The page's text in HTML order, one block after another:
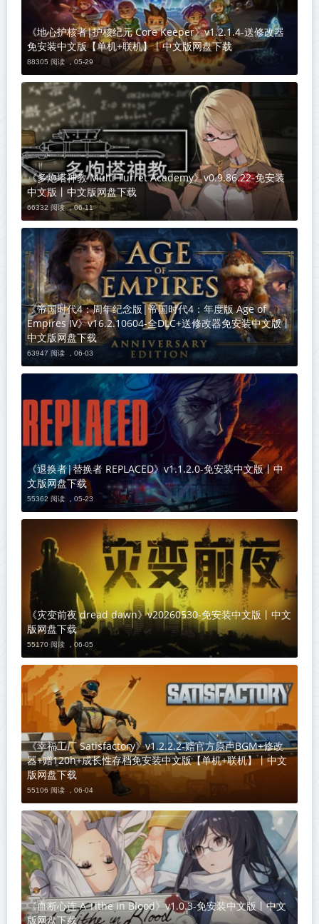
《地心护核者|护核纪元 Core Keeper》v1.2.1.4-送修改器
免安装中文版【单机+联机】丨中文版网盘下载
88305 阅读 ，05-29
《多炮塔神教 Multi Turret Academy》v0.9.86.22-免安装
中文版丨中文版网盘下载
66332 阅读 ，06-11
《帝国时代4：周年纪念版|帝国时代4：年度版 Age of
Empires IV》v16.2.10604-全DLC+送修改器免安装中文版丨
中文版网盘下载
63947 阅读 ， 06-03
《退换者|替换者 REPLACED》v1.1.2.0-免安装中文版丨中
文版网盘下载
55362 阅读 ， 05-23
《灾变前夜 dread dawn》v20260530-免安装中文版丨中文
版网盘下载
55170 阅读 ， 06-05
《幸福工厂 Satisfactory》v1.2.2.2-赠官方原声BGM+修改
器+赠120h+成长性存档免安装中文版【单机+联机】丨中文
版网盘下载
55106 阅读 ， 06-04
《血断心连 A Tithe in Blood》v1.0.3-免安装中文版丨中文
版网盘下载